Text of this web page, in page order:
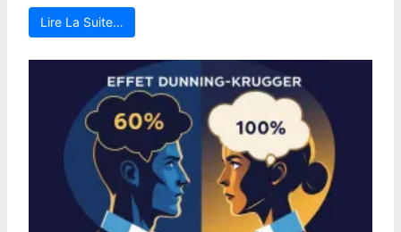
Lire La Suite…